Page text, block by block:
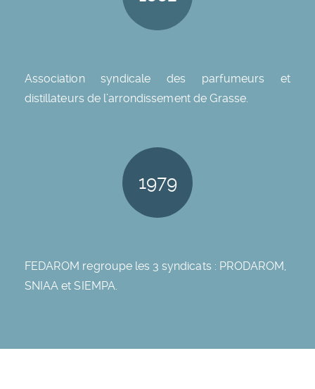
Association syndicale des parfumeurs et
distillateurs de l’arrondissement de Grasse.
1979
FEDAROM regroupe les 3 syndicats : PRODAROM,
SNIAA et SIEMPA.